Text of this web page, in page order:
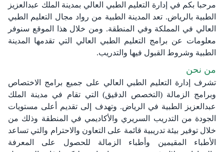
​​​​​مرحبا بكم في إدارة التعليم الطبي العالي بمدينة الملك عبدالعزيز
الطبية بالرياض. تعد المدينة الطبية من رواد مجال التعليم الطبي
العالي في المملكة وفي المنطقة. ومن خلال هذا الموقع سنوفر
معلومات عن برامج التعليم الطبي العالي التي تقدمها المدينة
الطبية وشروط القبول فيها والتدريب.
من نحن
تشرف إدارة التعليم الطبي العالي على جميع برامج الاختصاص
وبرامج الزمالة (التخصص الدقيق) التي تقام في مدينة الملك
عبدالعزيز الطبية في الرياض. وتهدف إلى تقديم أعلى مستويات
الجودة من التدريب السريري والأكاديمي في المنطقة وذلك من
خلال توفير بيئة تدريبية قائمة على التعاون والاحترام والتي تساعد
الأطباء المقيمين وأطباء الزمالة للحصول على المعرفة